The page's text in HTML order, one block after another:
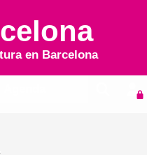
en Barcelona